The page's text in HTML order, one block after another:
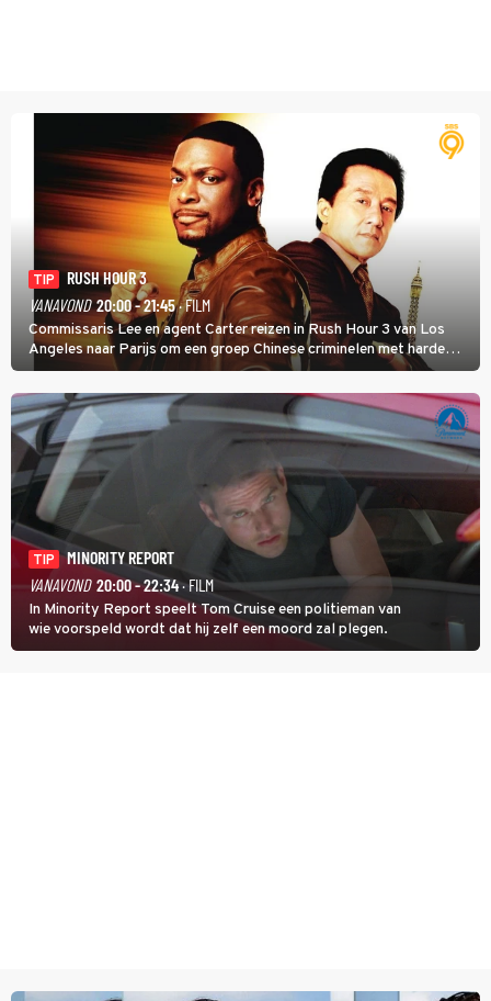
TIP
RUSH HOUR 3
VANAVOND 20:00 - 21:45· FILM
Commissaris Lee en agent Carter reizen in Rush Hour 3 van Los
Angeles naar Parijs om een groep Chinese criminelen met harde
hand aan te pakken.
TIP
MINORITY REPORT
VANAVOND 20:00 - 22:34· FILM
In Minority Report speelt Tom Cruise een politieman van
wie voorspeld wordt dat hij zelf een moord zal plegen.